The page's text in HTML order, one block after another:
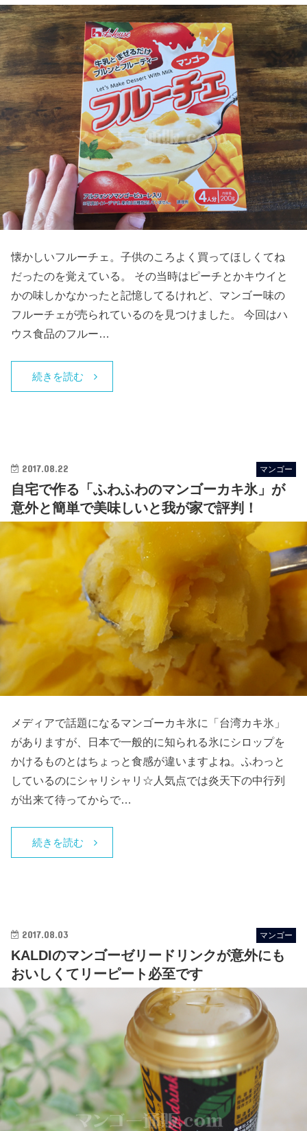
懐かしいフルーチェ。子供のころよく買ってほしくてね
だったのを覚えている。 その当時はピーチとかキウイと
かの味しかなかったと記憶してるけれど、マンゴー味の
フルーチェが売られているのを見つけました。 今回はハ
ウス食品のフルー…
続きを読む
2017.08.22 マンゴー
自宅で作る「ふわふわのマンゴーカキ氷」が
意外と簡単で美味しいと我が家で評判！
メディアで話題になるマンゴーカキ氷に「台湾カキ氷」
がありますが、日本で一般的に知られる氷にシロップを
かけるものとはちょっと食感が違いますよね。ふわっと
しているのにシャリシャリ☆人気点では炎天下の中行列
が出来て待ってからで…
続きを読む
2017.08.03 マンゴー
KALDIのマンゴーゼリードリンクが意外にも
おいしくてリーピート必至です